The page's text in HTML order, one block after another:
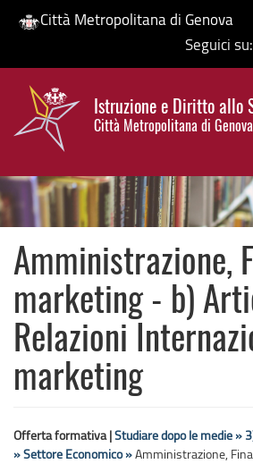
Salta
contenuto
principale
Città Metropolitana di Genova
Seguici su:
Istruzione e Diritto allo
Città Metropolitana di Genova
HP banner
Amministrazione,
marketing - b)
Relazioni
marketing
Offerta formativa |Studiare dopo le medie »
»Settore Economico »Amministrazione,